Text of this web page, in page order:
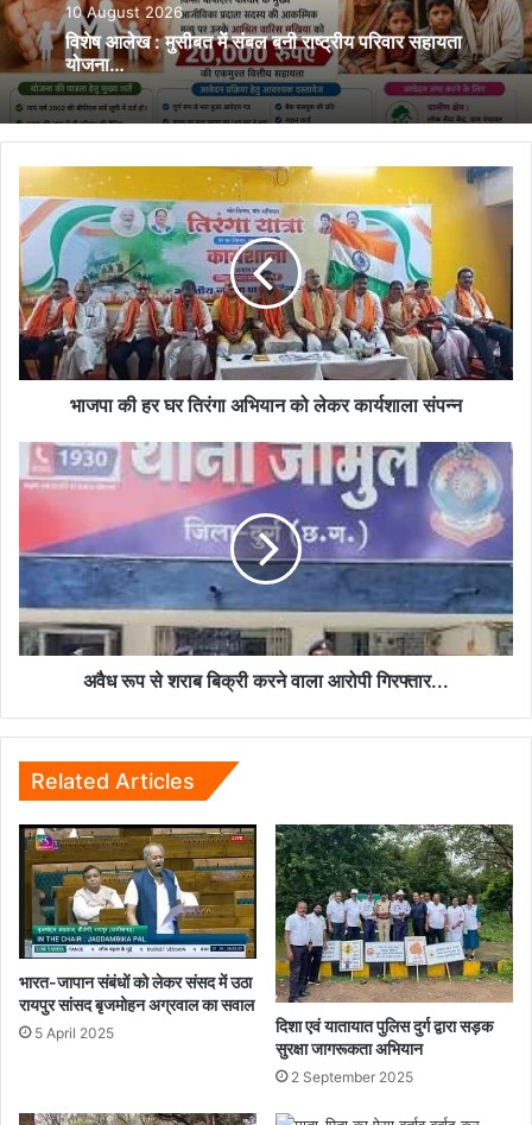
10 August 2026
विशेष आलेख : मुसीबत में संबल बनी राष्ट्रीय परिवार सहायता
योजना…
भाजपा
की
हर
तिरंगा
अभियान
को
लेकर
कार्यशाला
भाजपा की हर घर तिरंगा अभियान को लेकर कार्यशाला संपन्न
अवैध
रूप
बिक्री
वाला
आरोपी
गिरफ्तार...
अवैध रूप से शराब बिक्री करने वाला आरोपी गिरफ्तार...
Related Articles
भारत-जापान संबंधों को लेकर संसद में उठा
रायपुर सांसद बृजमोहन अग्रवाल का सवाल
5 April 2025
दिशा एवं यातायात पुलिस दुर्ग द्वारा सड़क
सुरक्षा जागरूकता अभियान
2 September 2025